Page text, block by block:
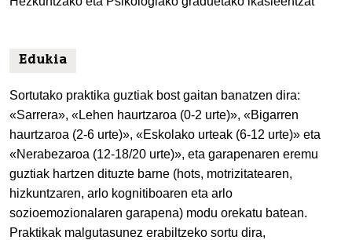
Edukia
Sortutako praktika guztiak bost gaitan banatzen dira:
«Sarrera», «Lehen haurtzaroa (0-2 urte)», «Bigarren
haurtzaroa (2-6 urte)», «Eskolako urteak (6-12 urte)» eta
«Nerabezaroa (12-18/20 urte)», eta garapenaren eremu
guztiak hartzen dituzte barne (hots, motrizitatearen,
hizkuntzaren, arlo kognitiboaren eta arlo
sozioemozionalaren garapena) modu orekatu batean.
Praktikak malgutasunez erabiltzeko sortu dira,